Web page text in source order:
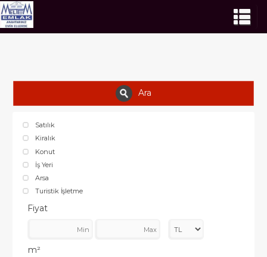
Ara
Satılık
Kiralık
Konut
İş Yeri
Arsa
Turistik İşletme
Fiyat
m²